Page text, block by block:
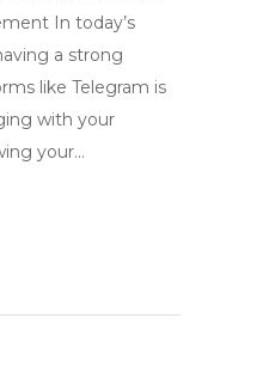
In today’s
a strong
like Telegram is
with your
your…